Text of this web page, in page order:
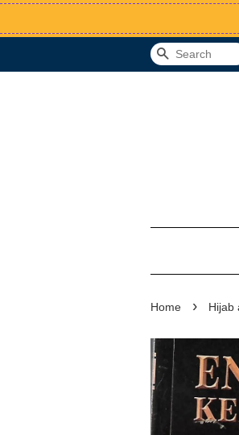
Search
Home › Hijab